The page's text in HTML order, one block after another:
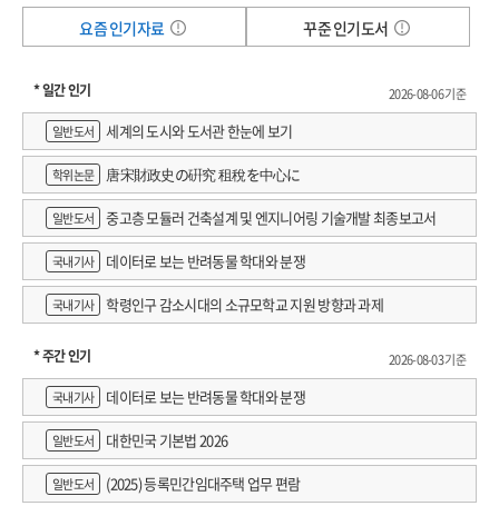
요즘 인기자료
꾸준 인기도서
* 일간 인기
2026-08-06 기준
일반도서
세계의 도시와 도서관 한눈에 보기
학위논문 唐宋財政史の硏究 租稅を中心に
일반도서 중고층 모듈러 건축설계 및 엔지니어링 기술개발 최종보고서
국내기사 데이터로 보는 반려동물 학대와 분쟁
국내기사 학령인구 감소시대의 소규모학교 지원 방향과 과제
* 주간 인기
2026-08-03 기준
국내기사
데이터로 보는 반려동물 학대와 분쟁
일반도서 대한민국 기본법 2026
일반도서 (2025) 등록민간임대주택 업무 편람